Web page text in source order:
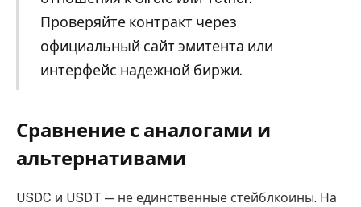
Проверяйте контракт через
официальный сайт эмитента или
интерфейс надежной биржи.
Сравнение с аналогами и
альтернативами
USDC и USDT — не единственные стейблкоины. На